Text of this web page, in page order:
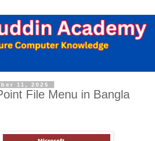
11, 2025
File Menu in Bangla